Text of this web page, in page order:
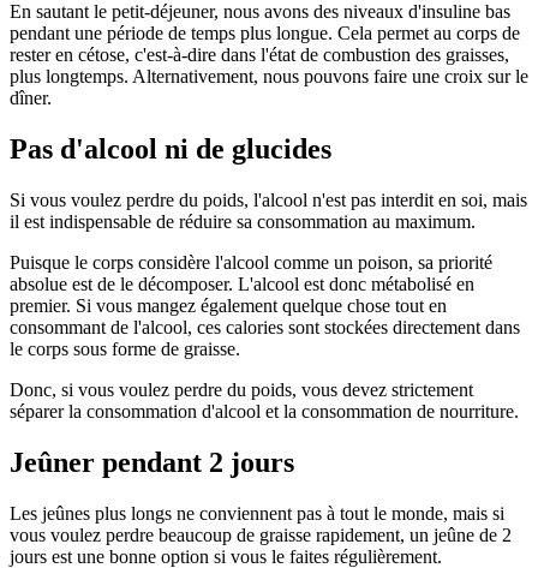
En sautant le petit-déjeuner, nous avons des niveaux d'insuline bas
pendant une période de temps plus longue. Cela permet au corps de
rester en cétose, c'est-à-dire dans l'état de combustion des graisses,
plus longtemps. Alternativement, nous pouvons faire une croix sur le
dîner.
Pas d'alcool ni de glucides
Si vous voulez perdre du poids, l'alcool n'est pas interdit en soi, mais
il est indispensable de réduire sa consommation au maximum.
Puisque le corps considère l'alcool comme un poison, sa priorité
absolue est de le décomposer. L'alcool est donc métabolisé en
premier. Si vous mangez également quelque chose tout en
consommant de l'alcool, ces calories sont stockées directement dans
le corps sous forme de graisse.
Donc, si vous voulez perdre du poids, vous devez strictement
séparer la consommation d'alcool et la consommation de nourriture.
Jeûner pendant 2 jours
Les jeûnes plus longs ne conviennent pas à tout le monde, mais si
vous voulez perdre beaucoup de graisse rapidement, un jeûne de 2
jours est une bonne option si vous le faites régulièrement.